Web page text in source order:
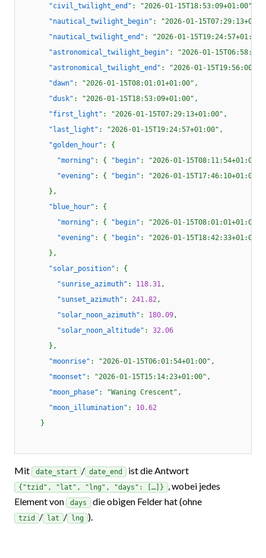
"civil_twilight_end" : "2026-01-15T18:53:09+01:00"
"nautical_twilight_begin" :
"2026-01-
"nautical_twilight_end" : "2026-01-15T19:24:57+01:00"
"astronomical_twilight_begin" :
"2026-01-
"astronomical_twilight_end" :
"2026-01-
"dawn" : "2026-01-15T08:01:01+01:00" ,
"dusk" : "2026-01-15T18:53:09+01:00" ,
"first_light" : "2026-01-15T07:29:13+01:00" ,
"last_light" : "2026-01-15T19:24:57+01:00" ,
"golden_hour" : {
"morning" : { "begin" : "2026-01-15T08:11:54+01:00"
"evening" : { "begin" : "2026-01-15T17:46:10+01:00"
      },
"blue_hour" : {
"morning" : { "begin" : "2026-01-15T08:01:01+01:00"
"evening" : { "begin" : "2026-01-15T18:42:33+01:00"
      },
"solar_position" : {
"sunrise_azimuth" : 118.31,
"sunset_azimuth" : 241.82,
"solar_noon_azimuth" : 180.09,
"solar_noon_altitude" : 32.06
      },
"moonrise" : "2026-01-15T06:01:54+01:00" ,
"moonset" : "2026-01-15T15:14:23+01:00" ,
"moon_phase" : "Waning Crescent" ,
"moon_illumination" : 10.62
    }
Mit date_start / date_end ist die Antwort
{"tzid", "lat", "lng", "days": […]}
, wobei jedes
Element von
days die obigen Felder hat (ohne
tzid / lat / lng ).